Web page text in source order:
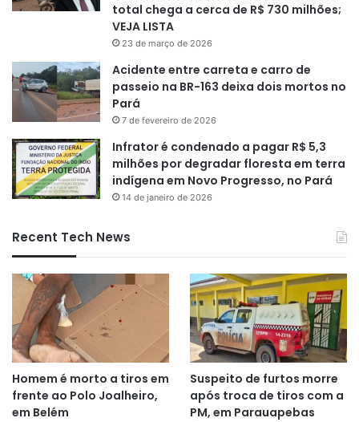
total chega a cerca de R$ 730 milhões;
VEJA LISTA
23 de março de 2026
Acidente entre carreta e carro de
passeio na BR-163 deixa dois mortos no
Pará
7 de fevereiro de 2026
Infrator é condenado a pagar R$ 5,3
milhões por degradar floresta em terra
indígena em Novo Progresso, no Pará
14 de janeiro de 2026
Recent Tech News
Homem é morto a tiros em
frente ao Polo Joalheiro,
em Belém
Suspeito de furtos morre
após troca de tiros com a
PM, em Parauapebas